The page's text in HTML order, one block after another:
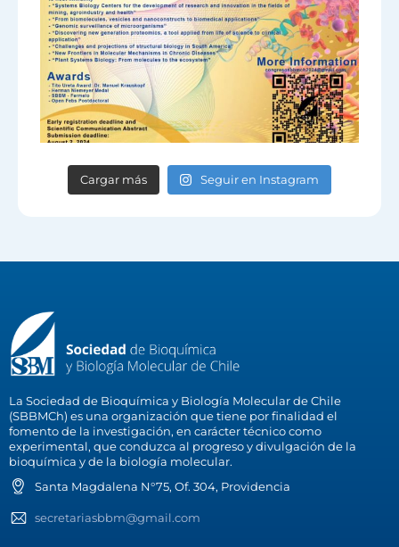
Cargar más Seguir en Instagram
La Sociedad de Bioquímica y Biología Molecular de Chile
(SBBMCh) es una organización que tiene por finalidad el
fomento de la investigación, en carácter técnico como
experimental, que conduzca al progreso y divulgación de la
bioquímica y de la biología molecular.
Santa Magdalena N°75, Of. 304, Providencia
secretariasbbm@gmail.com